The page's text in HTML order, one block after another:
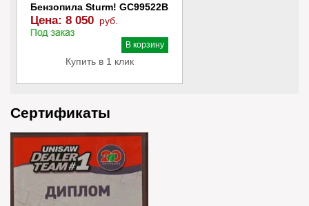
Бензопила Sturm! GC99522B
Цена: 8 050 руб.
В корзину
Купить в 1 клик
Сертификаты